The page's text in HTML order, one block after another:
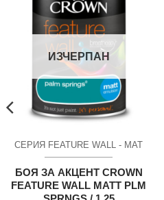
ИЗЧЕРПАН
СЕРИЯ FEATURE WALL - МАТ
БОЯ ЗА АКЦЕНТ CROWN
FEATURE WALL MATT PLM